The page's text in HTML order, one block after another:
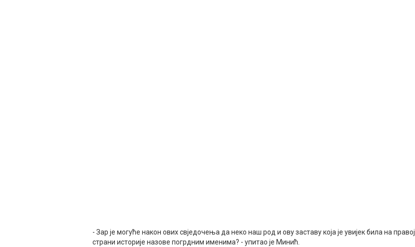
- Зар је могуће након ових свједочења да неко наш род и ову заставу која је увијек била на правој
страни историје назове погрдним именима? - упитао је Минић.